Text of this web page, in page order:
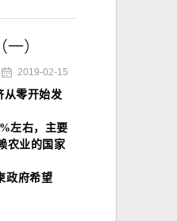
）
2019-02-15
从零开始发
左右，主要
农业的国家
政府希望